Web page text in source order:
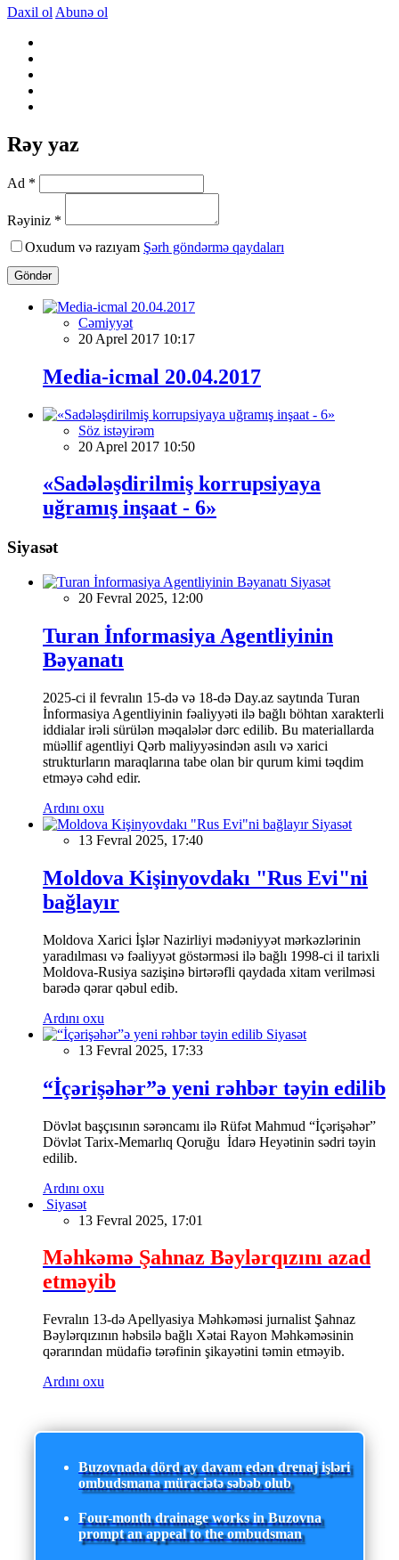
Daxil ol Abunə ol
Rəy yaz
Ad *
Rəyiniz *
Oxudum və razıyam Şərh göndərmə qaydaları
Göndər
Cəmiyyət
20 Aprel 2017 10:17
Media-icmal 20.04.2017
Söz istəyirəm
20 Aprel 2017 10:50
«Sadələşdirilmiş korrupsiyaya
uğramış inşaat - 6»
Siyasət
Siyasət
20 Fevral 2025, 12:00
Turan İnformasiya Agentliyinin
Bəyanatı
2025-ci il fevralın 15-də və 18-də Day.az saytında Turan
İnformasiya Agentliyinin fəaliyyəti ilə bağlı böhtan xarakterli
iddialar irəli sürülən məqalələr dərc edilib. Bu materiallarda
müəllif agentliyi Qərb maliyyəsindən asılı və xarici
strukturların maraqlarına tabe olan bir qurum kimi təqdim
etməyə cəhd edir.
Ardını oxu
Siyasət
13 Fevral 2025, 17:40
Moldova Kişinyovdakı "Rus Evi"ni
bağlayır
Moldova Xarici İşlər Nazirliyi mədəniyyət mərkəzlərinin
yaradılması və fəaliyyət göstərməsi ilə bağlı 1998-ci il tarixli
Moldova-Rusiya sazişinə birtərəfli qaydada xitam verilməsi
barədə qərar qəbul edib.
Ardını oxu
Siyasət
13 Fevral 2025, 17:33
“İçərişəhər”ə yeni rəhbər təyin edilib
Dövlət başçısının sərəncamı ilə Rüfət Mahmud “İçərişəhər”
Dövlət Tarix-Memarlıq Qoruğu İdarə Heyətinin sədri təyin
edilib.
Ardını oxu
Siyasət
13 Fevral 2025, 17:01
Məhkəmə Şahnaz Bəylərqızını azad
etməyib
Fevralın 13-də Apellyasiya Məhkəməsi jurnalist Şahnaz
Bəylərqızının həbsilə bağlı Xətai Rayon Məhkəməsinin
qərarından müdafiə tərəfinin şikayətini təmin etməyib.
Ardını oxu
Buzovnada dörd ay davam edən drenaj işləri
ombudsmana müraciətə səbəb olub
Four-month drainage works in Buzovna
prompt an appeal to the ombudsman